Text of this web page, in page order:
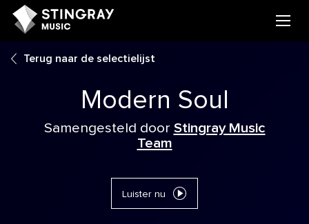
Terug naar de selectielijst
Modern Soul
Samengesteld door Stingray Music
Team
Luister nu